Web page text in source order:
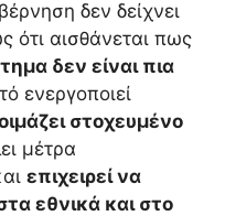
δεν δείχνει
ότι αισθάνεται πως
δεν είναι πια
ενεργοποιεί
στοχευμένο
μέτρα
επιχειρεί να
εθνικά και στο